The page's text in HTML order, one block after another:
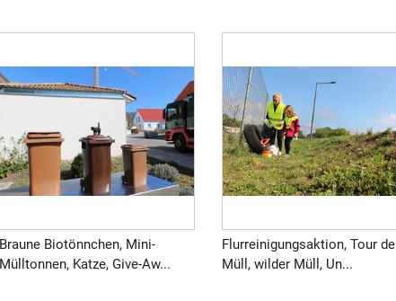
Braune Biotönnchen, Mini-
Mülltonnen, Katze, Give-Aw...
Flurreinigungsaktion, Tour de
Müll, wilder Müll, Un...